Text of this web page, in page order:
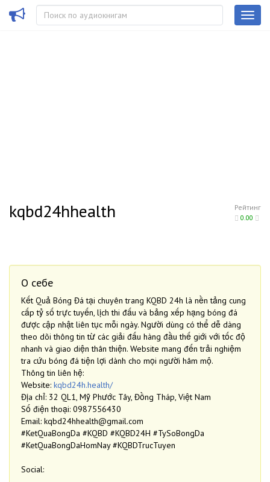
Рейтинг
0.00
kqbd24hhealth
О себе
Kết Quả Bóng Đá tại chuyên trang KQBD 24h là nền tảng cung
cấp tỷ số trực tuyến, lịch thi đấu và bảng xếp hạng bóng đá
được cập nhật liên tục mỗi ngày. Người dùng có thể dễ dàng
theo dõi thông tin từ các giải đấu hàng đầu thế giới với tốc độ
nhanh và giao diện thân thiện. Website mang đến trải nghiệm
tra cứu bóng đá tiện lợi dành cho mọi người hâm mộ.
Thông tin liên hệ:
Website: kqbd24h.health/
Địa chỉ: 32 QL1, Mỹ Phước Tây, Đồng Tháp, Việt Nam
Số điện thoại: 0987556430
Email: kqbd24hhealth@gmail.com
#KetQuaBongDa #KQBD #KQBD24H #TySoBongDa
#KetQuaBongDaHomNay #KQBDTrucTuyen
Social: